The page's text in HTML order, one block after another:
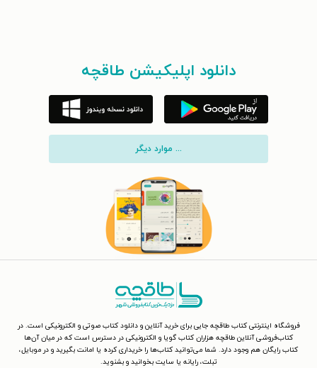
دانلود اپلیکیشن طاقچه
... موارد دیگر
فروشگاه اینترنتی کتاب طاقچه جایی برای خرید آنلاین و دانلود کتاب صوتی و الکترونیکی است. در
کتاب‌فروشی آنلاین طاقچه هزاران کتاب گویا و الکترونیکی در دسترس است که در میان آن‌ها
کتاب رایگان هم وجود دارد. شما می‌توانید کتاب‌ها را خریداری کرده یا امانت بگیرید و در موبایل،
تبلت، رایانه یا سایت بخوانید و بشنوید.